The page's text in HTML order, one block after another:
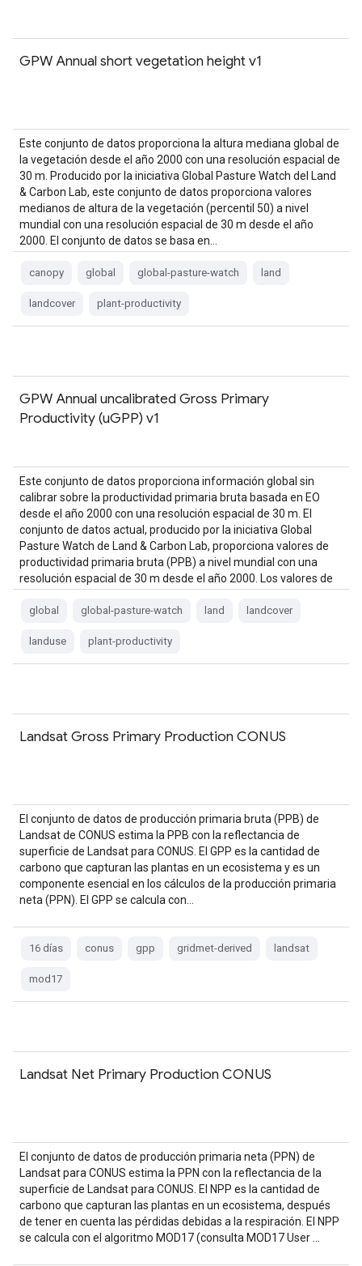
GPW Annual short vegetation height v1
Este conjunto de datos proporciona la altura mediana global de
la vegetación desde el año 2000 con una resolución espacial de
30 m. Producido por la iniciativa Global Pasture Watch del Land
& Carbon Lab, este conjunto de datos proporciona valores
medianos de altura de la vegetación (percentil 50) a nivel
mundial con una resolución espacial de 30 m desde el año
2000. El conjunto de datos se basa en…
canopy global global-pasture-watch land
landcover plant-productivity
GPW Annual uncalibrated Gross Primary
Productivity (uGPP) v1
Este conjunto de datos proporciona información global sin
calibrar sobre la productividad primaria bruta basada en EO
desde el año 2000 con una resolución espacial de 30 m. El
conjunto de datos actual, producido por la iniciativa Global
Pasture Watch de Land & Carbon Lab, proporciona valores de
productividad primaria bruta (PPB) a nivel mundial con una
resolución espacial de 30 m desde el año 2000. Los valores de
global global-pasture-watch land landcover
landuse plant-productivity
Landsat Gross Primary Production CONUS
El conjunto de datos de producción primaria bruta (PPB) de
Landsat de CONUS estima la PPB con la reflectancia de
superficie de Landsat para CONUS. El GPP es la cantidad de
carbono que capturan las plantas en un ecosistema y es un
componente esencial en los cálculos de la producción primaria
neta (PPN). El GPP se calcula con…
16 días conus gpp gridmet-derived landsat
mod17
Landsat Net Primary Production CONUS
El conjunto de datos de producción primaria neta (PPN) de
Landsat para CONUS estima la PPN con la reflectancia de la
superficie de Landsat para CONUS. El NPP es la cantidad de
carbono que capturan las plantas en un ecosistema, después
de tener en cuenta las pérdidas debidas a la respiración. El NPP
se calcula con el algoritmo MOD17 (consulta MOD17 User …